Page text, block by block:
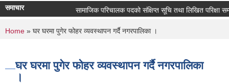
समाचार सामाजिक परिचालक पदको संक्षिप्त सूचि तथा लिखित परिक्षा
You are here
Home » घर घरमा पुगेर फोहर व्यवस्थापन गर्दै नगरपालिका ।
घर घरमा पुगेर फोहर व्यवस्थापन गर्दै नगरपालिका
।